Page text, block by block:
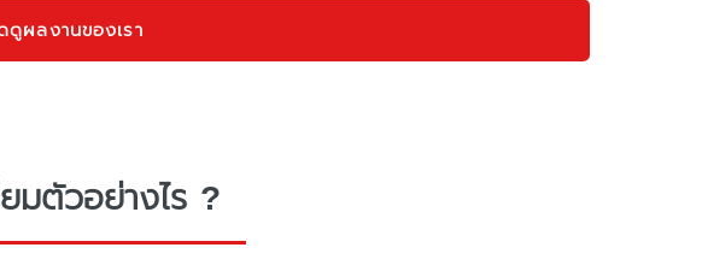
ดูผลงานของเรา
มตัวอย่างไร ?